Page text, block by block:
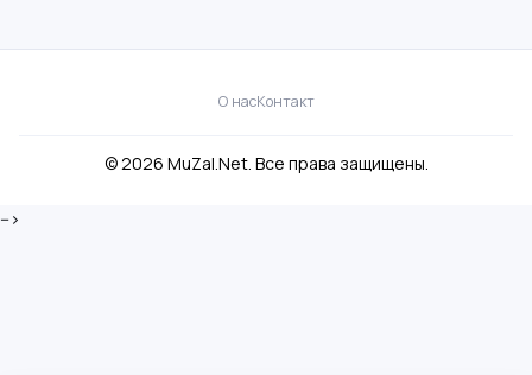
О насКонтакт
© 2026 MuZal.Net. Все права защищены.
-->